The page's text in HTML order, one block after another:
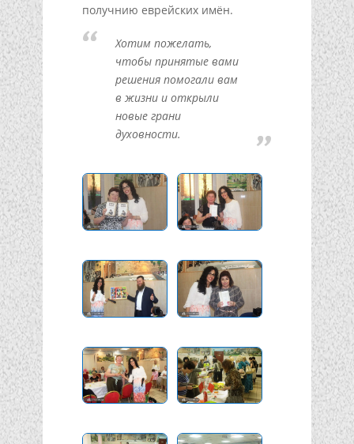
получнию еврейских имён.
Хотим пожелать,
чтобы принятые вами
решения помогали вам
в жизни и открыли
новые грани
духовности.